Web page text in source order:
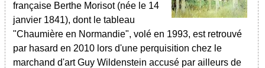
française Berthe Morisot (née le 14
janvier 1841), dont le tableau
"Chaumière en Normandie", volé en 1993, est retrouvé
par hasard en 2010 lors d'une perquisition chez le
marchand d'art Guy Wildenstein accusé par ailleurs de